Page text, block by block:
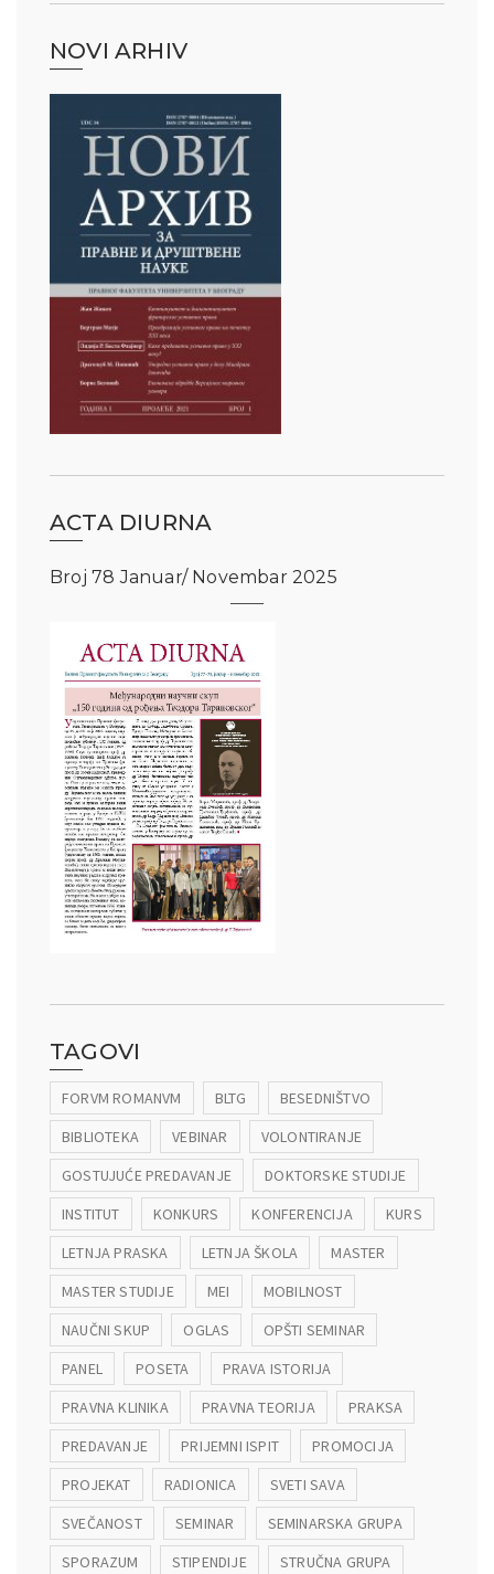
NOVI ARHIV
ACTA DIURNA
Broj 78 Januar/ Novembar 2025
TAGOVI
FORVM ROMANVM BLTG
BESEDNIŠTVO
BIBLIOTEKA
VEBINAR
VOLONTIRANJE
GOSTUJUĆE PREDAVANJE
DOKTORSKE STUDIJE
INSTITUT
KONKURS KONFERENCIJA
KURS
LETNJA PRASKA
LETNJA ŠKOLA
MASTER
MASTER STUDIJE
MEI
MOBILNOST
NAUČNI SKUP
OGLAS
OPŠTI SEMINAR
PANEL
POSETA
PRAVA ISTORIJA
PRAVNA KLINIKA
PRAVNA TEORIJA
PRAKSA
PREDAVANJE
PRIJEMNI ISPIT
PROMOCIJA
PROJEKAT
RADIONICA
SVETI SAVA
SVEČANOST
SEMINAR
SEMINARSKA GRUPA
SPORAZUM
STIPENDIJE
STRUČNA GRUPA